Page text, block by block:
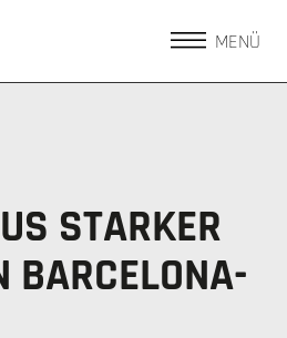
MENÜ
STARKER
BARCELONA-